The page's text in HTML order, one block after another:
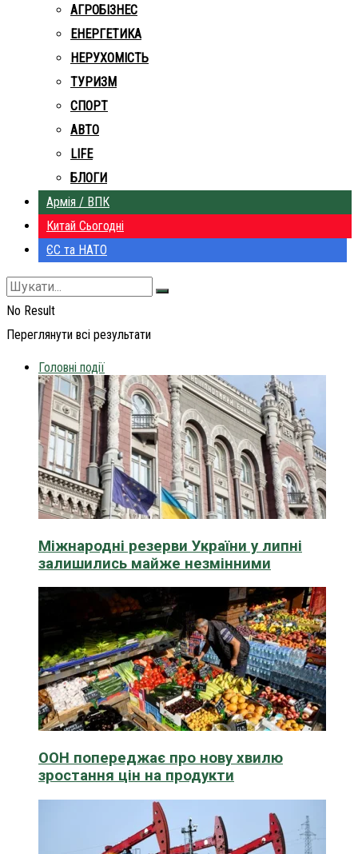
АГРОБІЗНЕС
ЕНЕРГЕТИКА
НЕРУХОМІСТЬ
ТУРИЗМ
СПОРТ
АВТО
LIFE
БЛОГИ
Армія / ВПК
Китай Сьогодні
ЄС та НАТО
No Result
Переглянути всі результати
Головні події
Міжнародні резерви України у липні
залишились майже незмінними
ООН попереджає про нову хвилю
зростання цін на продукти